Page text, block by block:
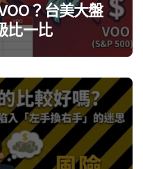
？台美大盤
比一比